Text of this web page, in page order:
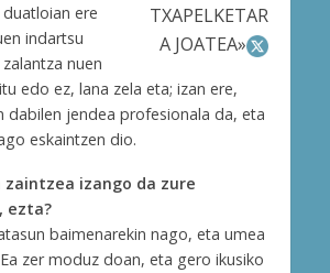
TXAPELKETAR
A JOATEA»
ere
indartsu
nuen
edo ez, lana zela eta; izan ere,
dabilen jendea profesionala da, eta
eskaintzen dio.
zaintzea izango da zure
ezta?
baimenarekin nago, eta umea
zer moduz doan, eta gero ikusiko